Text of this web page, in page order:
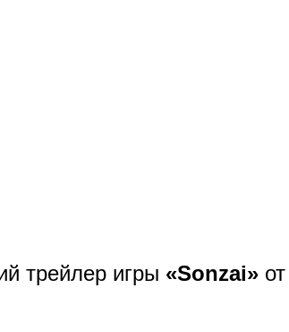
трейлер игры «Sonzai»